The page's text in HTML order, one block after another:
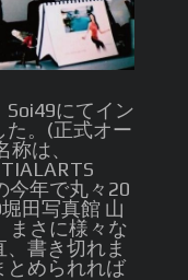
にてイン
た。(正式オー
は、
今年で丸々20
田写真館 山
まさに様々な
書き切れま
とめられれば